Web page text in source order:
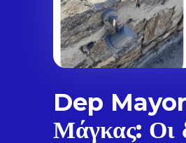
Dep Mayor
Μάγκας: Οι